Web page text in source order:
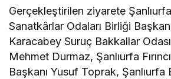
Gerçekleştirilen ziyarete
Sanatkârlar Odaları Birliği
Karacabey Suruç Bakkallar
Mehmet Durmaz, Şanlıurfa
Başkanı Yusuf Toprak, Şanlıurfa